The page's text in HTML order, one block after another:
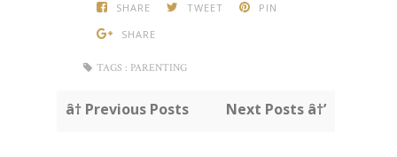
SHARE TWEET
PIN
SHARE
TAGS : PARENTING
â† Previous Posts Next Posts â†’